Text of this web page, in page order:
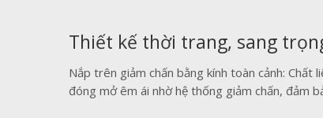
Thiết kế thời trang, sang
Nắp trên giảm chấn bằng kính toàn cảnh:
đóng mở êm ái nhờ hệ thống giảm chấn, đảm